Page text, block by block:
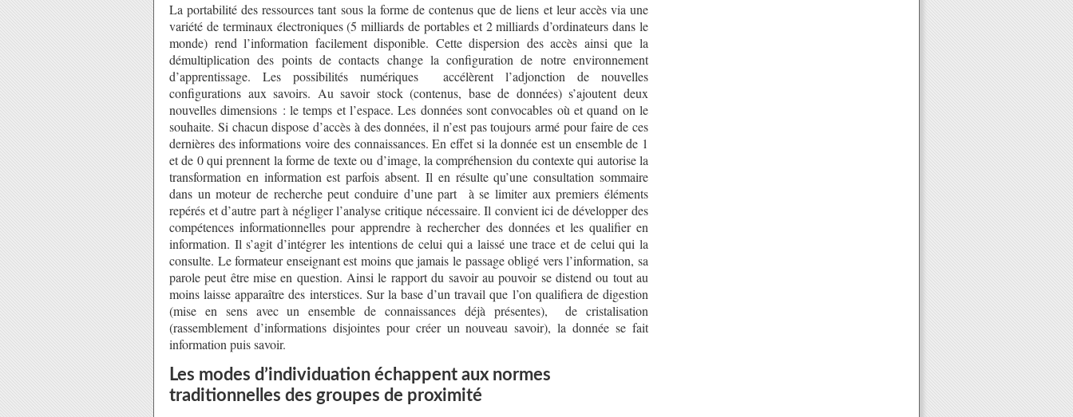
La portabilité des ressources tant sous la forme de contenus que de liens et leur accès via une
variété de terminaux électroniques (5 milliards de portables et 2 milliards d’ordinateurs dans le
monde) rend l’information facilement disponible. Cette dispersion des accès ainsi que la
démultiplication des points de contacts change la configuration de notre environnement
d’apprentissage. Les possibilités numériques accélèrent l’adjonction de nouvelles
configurations aux savoirs. Au savoir stock (contenus, base de données) s’ajoutent deux
nouvelles dimensions : le temps et l’espace. Les données sont convocables où et quand on le
souhaite. Si chacun dispose d’accès à des données, il n’est pas toujours armé pour faire de ces
dernières des informations voire des connaissances. En effet si la donnée est un ensemble de 1
et de 0 qui prennent la forme de texte ou d’image, la compréhension du contexte qui autorise la
transformation en information est parfois absent. Il en résulte qu’une consultation sommaire
dans un moteur de recherche peut conduire d’une part à se limiter aux premiers éléments
repérés et d’autre part à négliger l’analyse critique nécessaire. Il convient ici de développer des
compétences informationnelles pour apprendre à rechercher des données et les qualifier en
information. Il s’agit d’intégrer les intentions de celui qui a laissé une trace et de celui qui la
consulte. Le formateur enseignant est moins que jamais le passage obligé vers l’information, sa
parole peut être mise en question. Ainsi le rapport du savoir au pouvoir se distend ou tout au
moins laisse apparaître des interstices. Sur la base d’un travail que l’on qualifiera de digestion
(mise en sens avec un ensemble de connaissances déjà présentes), de cristalisation
(rassemblement d’informations disjointes pour créer un nouveau savoir), la donnée se fait
information puis savoir.
Les modes d’individuation échappent aux normes
traditionnelles des groupes de proximité